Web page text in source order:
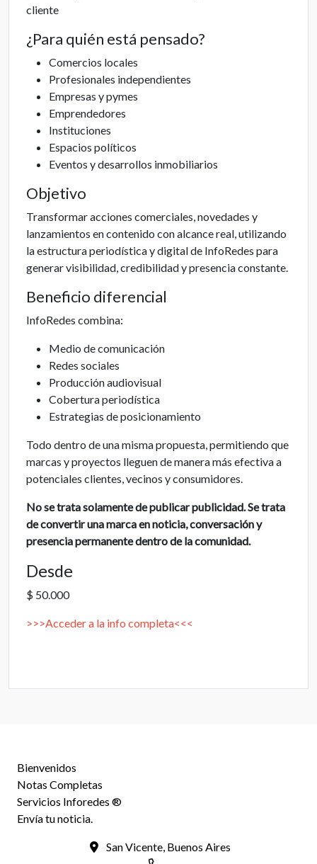
cliente
¿Para quién está pensado?
Comercios locales
Profesionales independientes
Empresas y pymes
Emprendedores
Instituciones
Espacios políticos
Eventos y desarrollos inmobiliarios
Objetivo
Transformar acciones comerciales, novedades y
lanzamientos en contenido con alcance real, utilizando
la estructura periodística y digital de InfoRedes para
generar visibilidad, credibilidad y presencia constante.
Beneficio diferencial
InfoRedes combina:
Medio de comunicación
Redes sociales
Producción audiovisual
Cobertura periodística
Estrategias de posicionamiento
Todo dentro de una misma propuesta, permitiendo que
marcas y proyectos lleguen de manera más efectiva a
potenciales clientes, vecinos y consumidores.
No se trata solamente de publicar publicidad. Se trata
de convertir una marca en noticia, conversación y
presencia permanente dentro de la comunidad.
Desde
$ 50.000
>>>Acceder a la info completa<<<
Bienvenidos
Notas Completas
Servicios Inforedes ®
Envía tu noticia.
San Vicente, Buenos Aires